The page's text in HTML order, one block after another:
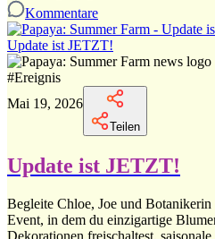
Kommentare
Update ist JETZT!
#Ereignis
Mai 19, 2026
Teilen
Update ist JETZT!
Begleite Chloe, Joe und
Event, in dem du einzigartige
Dekorationen freischaltest,